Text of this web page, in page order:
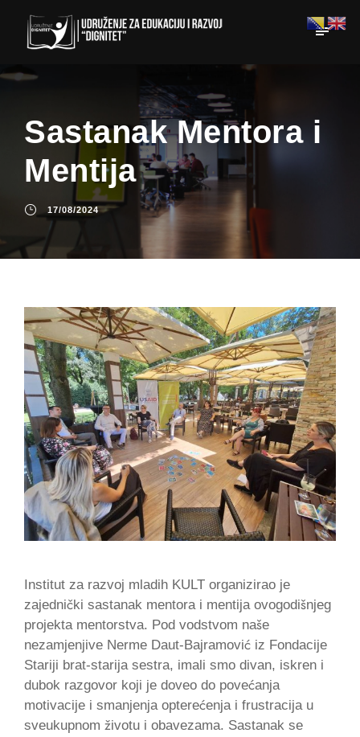
Sastanak Mentora i
Mentija
17/08/2024
Institut za razvoj mladih KULT organizirao je
zajednički sastanak mentora i mentija ovogodišnjeg
projekta mentorstva. Pod vodstvom naše
nezamjenjive Nerme Daut-Bajramović iz Fondacije
Stariji brat-starija sestra, imali smo divan, iskren i
dubok razgovor koji je doveo do povećanja
motivacije i smanjenja opterećenja i frustracija u
sveukupnom životu i obavezama. Sastanak se